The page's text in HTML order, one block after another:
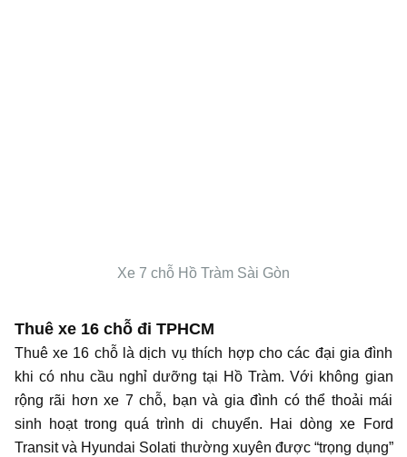
Xe 7 chỗ Hồ Tràm Sài Gòn
Thuê xe 16 chỗ đi TPHCM
Thuê xe 16 chỗ là dịch vụ thích hợp cho các đại gia đình
khi có nhu cầu nghỉ dưỡng tại Hồ Tràm. Với không gian
rộng rãi hơn xe 7 chỗ, bạn và gia đình có thể thoải mái
sinh hoạt trong quá trình di chuyển. Hai dòng xe Ford
Transit và Hyundai Solati thường xuyên được “trọng dụng”